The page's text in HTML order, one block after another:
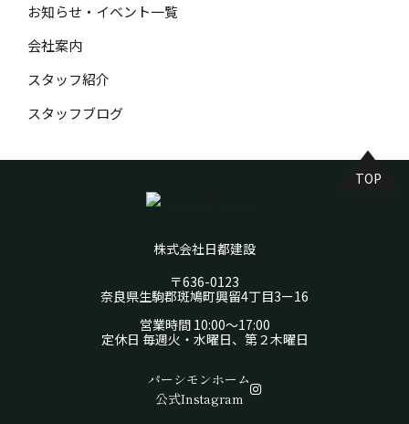
お知らせ・イベント一覧
会社案内
スタッフ紹介
スタッフブログ
TOP
株式会社日都建設
〒636-0123
奈良県生駒郡斑鳩町興留4丁目3ー16
営業時間 10:00～17:00
定休日 毎週火・水曜日、第２木曜日
パーシモンホーム
公式Instagram